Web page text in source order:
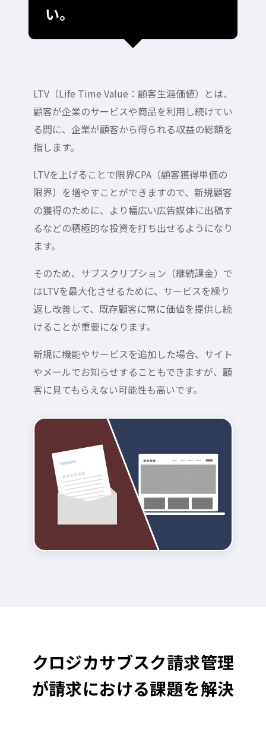
い。
LTV（Life Time Value：顧客生涯価値）とは、
顧客が企業のサービスや商品を利用し続けてい
る間に、企業が顧客から得られる収益の総額を
指します。
LTVを上げることで限界CPA（顧客獲得単価の
限界）を増やすことができますので、新規顧客
の獲得のために、より幅広い広告媒体に出稿す
るなどの積極的な投資を打ち出せるようになり
ます。
そのため、サブスクリプション（継続課金）で
はLTVを最大化させるために、サービスを繰り
返し改善して、既存顧客に常に価値を提供し続
けることが重要になります。
新規に機能やサービスを追加した場合、サイト
やメールでお知らせすることもできますが、顧
客に見てもらえない可能性も高いです。
クロジカサブスク請求管理
が請求における課題を解決